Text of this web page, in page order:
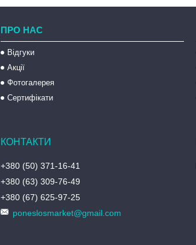
ПРО НАС
Відгуки
Акції
Фотогалерея
Сертифікати
+380 (50) 371-16-41
+380 (63) 309-76-49
+380 (67) 625-97-25
poneslosmarket@gmail.com